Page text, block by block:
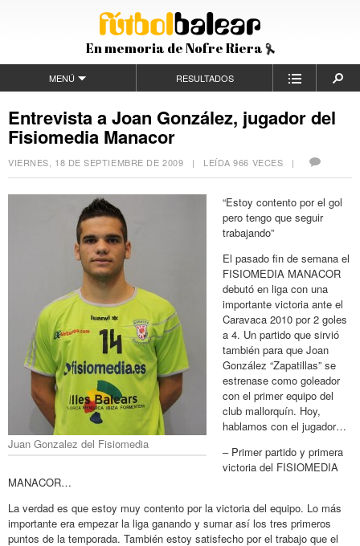
En memoria de Nofre Riera
MENÚ RESULTADOS
Entrevista a Joan González, jugador del
Fisiomedia Manacor
VIERNES, 18 DE SEPTIEMBRE DE 2009 | LEÍDA 966 VECES |
Juan Gonzalez del Fisiomedia
“Estoy contento por el gol
pero tengo que seguir
trabajando”
El pasado fin de semana el
FISIOMEDIA MANACOR
debutó en liga con una
importante victoria ante el
Caravaca 2010 por 2 goles
a 4. Un partido que sirvió
también para que Joan
González “Zapatillas” se
estrenase como goleador
con el primer equipo del
club mallorquín. Hoy,
hablamos con el jugador…
– Primer partido y primera
victoria del FISIOMEDIA
MANACOR…
La verdad es que estoy muy contento por la victoria del equipo. Lo más
importante era empezar la liga ganando y sumar así los tres primeros
puntos de la temporada. También estoy satisfecho por el trabajo que el